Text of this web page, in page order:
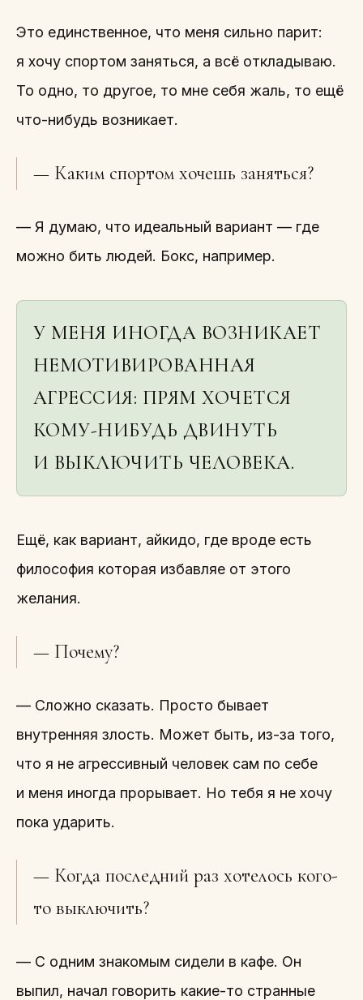
Это единственное, что меня сильно парит:
я хочу спортом заняться, а всё откладываю.
То одно, то другое, то мне себя жаль, то ещё
что-нибудь возникает.
— Каким спортом хочешь заняться?
— Я думаю, что идеальный вариант — где
можно бить людей. Бокс, например.
У МЕНЯ ИНОГДА ВОЗНИКАЕТ
НЕМОТИВИРОВАННАЯ
АГРЕССИЯ: ПРЯМ ХОЧЕТСЯ
КОМУ-НИБУДЬ ДВИНУТЬ
И ВЫКЛЮЧИТЬ ЧЕЛОВЕКА.
Ещё, как вариант, айкидо, где вроде есть
философия которая избавляе от этого
желания.
— Почему?
— Сложно сказать. Просто бывает
внутренняя злость. Может быть, из-за того,
что я не агрессивный человек сам по себе
и меня иногда прорывает. Но тебя я не хочу
пока ударить.
— Когда последний раз хотелось кого-
то выключить?
— С одним знакомым сидели в кафе. Он
выпил, начал говорить какие-то странные